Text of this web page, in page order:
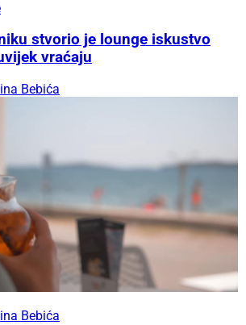
stvorio je lounge iskustvo
vraćaju
Bebića
Bebića